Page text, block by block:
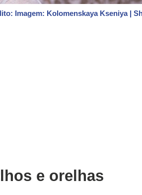
Imagem: Kolomenskaya Kseniya |
e orelhas